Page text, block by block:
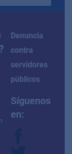
Denuncia
contra
servidores
públicos
Síguenos
en: